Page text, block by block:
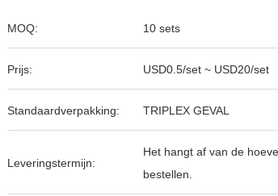
MOQ: 10 sets
Prijs: USD0.5/set ~ USD20/set
Standaardverpakking: TRIPLEX GEVAL
Leveringstermijn:
Het hangt af van de
bestellen.